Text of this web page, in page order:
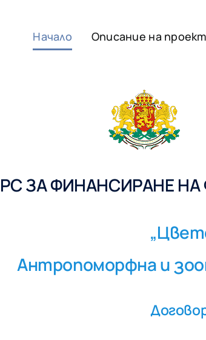
Начало Описание на
ЗА ФИНАНСИРАНЕ
Антропоморфна и